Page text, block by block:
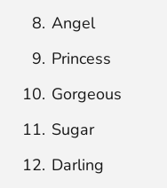
Angel
Princess
Gorgeous
Sugar
Darling